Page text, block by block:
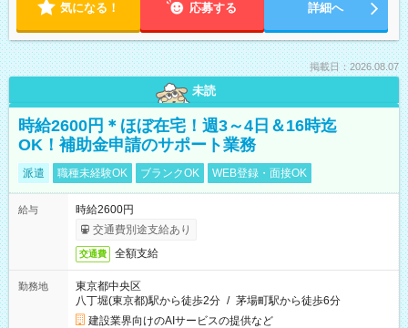
気になる！ 応募する 詳細へ
掲載日：2026.08.07
未読
時給2600円＊ほぼ在宅！週3～4日＆16時迄
OK！補助金申請のサポート業務
派遣 職種未経験OK ブランクOK WEB登録・面接OK
給与
時給2600円
交通費別途支給あり
交通費 全額支給
勤務地
東京都中央区
八丁堀(東京都)駅から徒歩2分 / 茅場町駅から徒歩6分
建設業界向けのAIサービスの提供など